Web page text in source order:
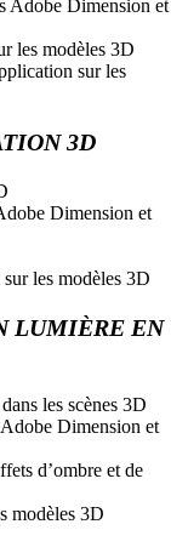
Adobe Dimension et
les modèles 3D
sur les
3D
Dimension et
les modèles 3D
LUMIÈRE EN
les scènes 3D
Adobe Dimension et
d’ombre et de
modèles 3D